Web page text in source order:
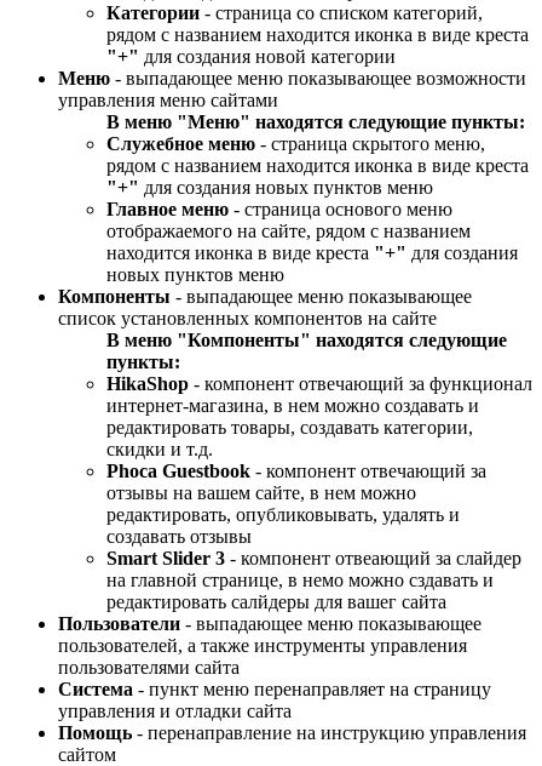
Категории - страница со списком категорий,
рядом с названием находится иконка в виде креста
"+" для создания новой категории
Меню - выпадающее меню показывающее возможности
управления меню сайтами
В меню "Меню" находятся следующие пункты:
Служебное меню - страница скрытого меню,
рядом с названием находится иконка в виде креста
"+" для создания новых пунктов меню
Главное меню - страница основого меню
отображаемого на сайте, рядом с названием
находится иконка в виде креста "+" для создания
новых пунктов меню
Компоненты - выпадающее меню показывающее
список установленных компонентов на сайте
В меню "Компоненты" находятся следующие
пункты:
HikaShop - компонент отвечающий за функционал
интернет-магазина, в нем можно создавать и
редактировать товары, создавать категории,
скидки и т.д.
Phoca Guestbook - компонент отвечающий за
отзывы на вашем сайте, в нем можно
редактировать, опубликовывать, удалять и
создавать отзывы
Smart Slider 3 - компонент отвеающий за слайдер
на главной странице, в немо можно сздавать и
редактировать салйдеры для вашег сайта
Пользователи - выпадающее меню показывающее
пользователей, а также инструменты управления
пользователями сайта
Система - пункт меню перенаправляет на страницу
управления и отладки сайта
Помощь - перенаправление на инструкцию управления
сайтом